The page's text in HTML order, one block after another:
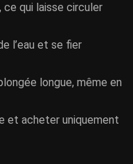
ce qui laisse circuler
l’eau et se fier
longue, même en
et acheter uniquement